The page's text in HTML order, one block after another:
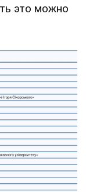
это можно